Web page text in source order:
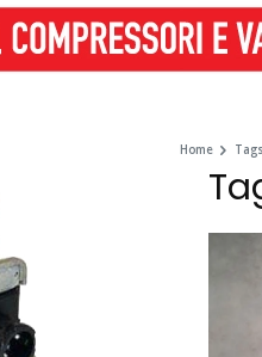
Home Tags